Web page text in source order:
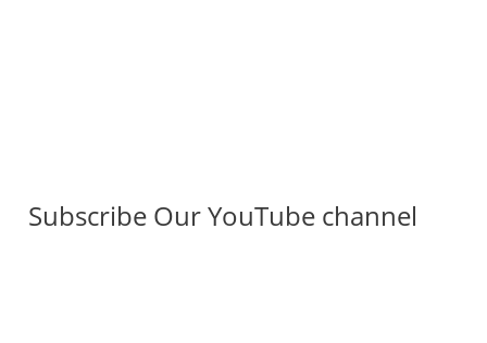
Subscribe Our YouTube channel